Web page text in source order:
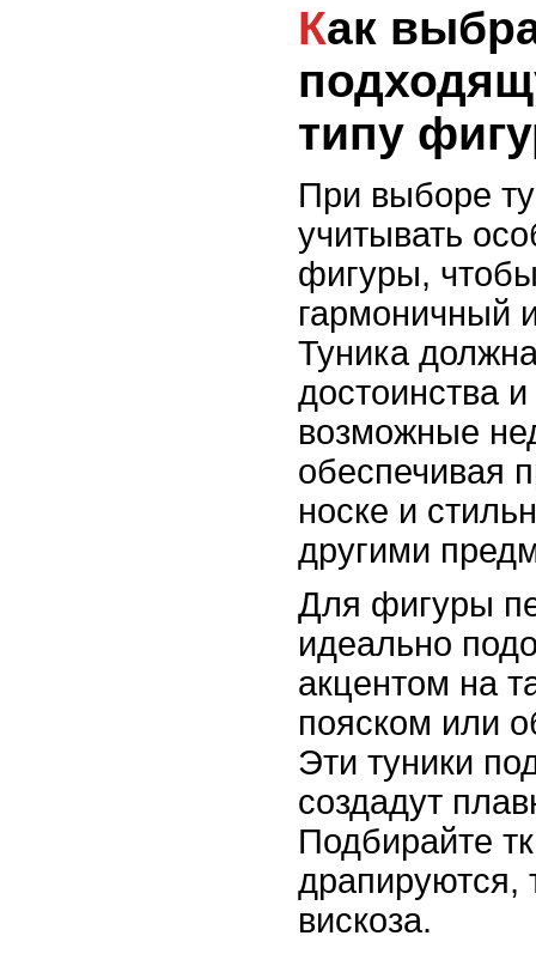
Как выбрать
типу
При выборе
учитывать
фигуры,
гармоничный
Туника
достоинства
возможные
обеспечивая
носке и
другими
Для фигуры
идеально
акцентом на
пояском или
Эти туники
создадут
Подбирайте
драпируются,
вискоза.